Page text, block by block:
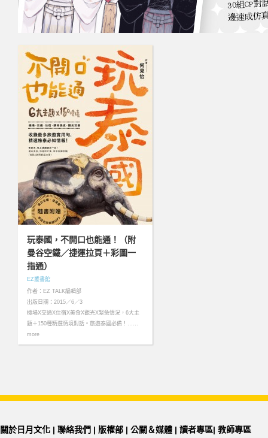
玩泰國，不開口也能通！（附
曼谷空鐵／捷運拉頁＋彩圖一
指通）
EZ叢書館
作者：EZ TALK編輯部
出版日期：2015／6／3
機場X交通X住宿X美食X觀光X緊急情況，6大主
題＋150種精選情境對話。旅遊泰國必備！……
more
關於日月文化 | 聯絡我們 | 版權部 | 公關＆媒體 | 讀者專區| 教師專區